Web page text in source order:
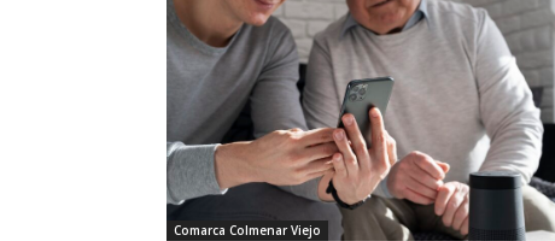
Comarca Colmenar Viejo